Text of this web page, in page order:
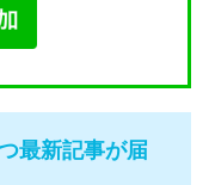
最新記事が届